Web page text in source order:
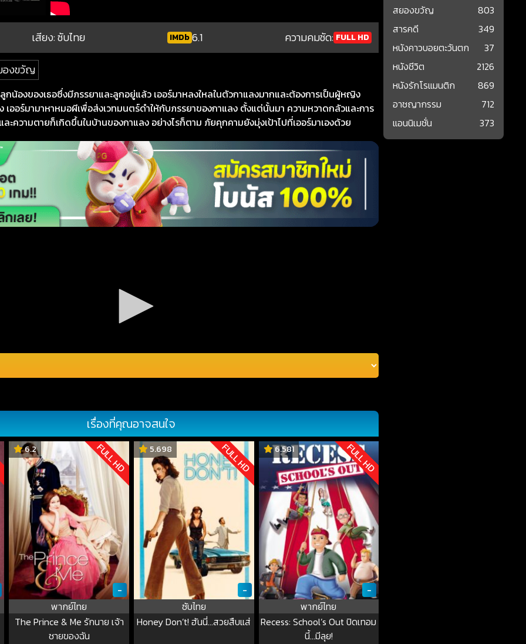
เสียง: ซับไทย IMDb6.1 ความคมชัด: FULL HD
องขวัญ
น้องของเธอซึ่งมีภรรยาและลูกอยู่แล้ว เออร์มาหลงใหลในตัวกาแลงมากและต้องการเป็นผู้หญิง
เออร์มามาหาหมอผีเพื่อส่งเวทมนตร์ดำให้กับภรรยาของกาแลง ตั้งแต่นั้นมา ความหวาดกลัวและการ
ะความตายก็เกิดขึ้นในบ้านของกาแลง อย่างไรก็ตาม ภัยคุกคามยังมุ่งเป้าไปที่เออร์มาเองด้วย
สยองขวัญ
803
สารคดี
349
หนังคาวบอยตะวันตก
37
หนังชีวิต
2126
หนังรักโรแมนติก
869
อาชญากรรม
712
แอนนิเมชั่น
373
เรื่องที่คุณอาจสนใจ
6.2 FULL HD
-
พากย์ไทย
The Prince & Me รักนาย เจ้า
ชายของฉัน
5.698 FULL HD
-
ซับไทย
Honey Don’t! ฮันนี่…สวยสืบแส่
6.581 FULL HD
-
พากย์ไทย
Recess: School’s Out ปิดเทอม
นี้…มีลุย!